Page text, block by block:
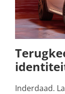
Inderdaad.